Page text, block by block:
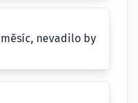
nevadilo by